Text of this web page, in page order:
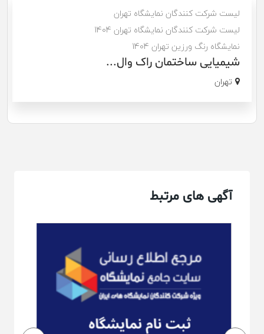
لیست شرکت کنندگان نمایشگاه تهران
لیست شرکت کنندگان نمایشگاه تهران 1404
نمایشگاه رنگ ورزین تهران 1404
شیمیایی ساختمان راک وال...
تهران
آگهی های مرتبط